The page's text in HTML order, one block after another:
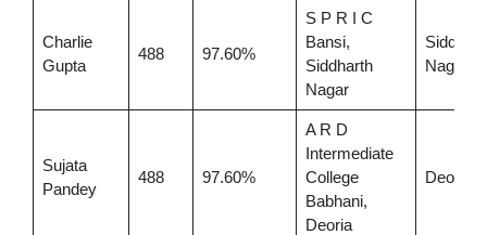
Charlie
Gupta
488 97.60%
S P R I C
Bansi,
Siddharth
Nagar
Nagar
Sujata
Pandey
488 97.60%
A R D
Intermediate
College
Babhani,
Deoria
Deoria